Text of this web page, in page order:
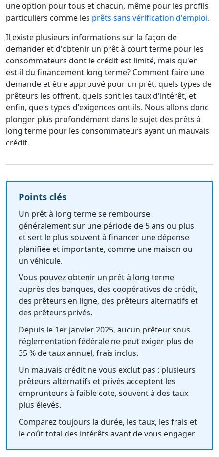
une option pour tous et chacun, même pour les profils
particuliers comme les prêts sans vérification d'emploi.
Il existe plusieurs informations sur la façon de
demander et d'obtenir un prêt à court terme pour les
consommateurs dont le crédit est limité, mais qu'en
est-il du financement long terme? Comment faire une
demande et être approuvé pour un prêt, quels types de
prêteurs les offrent, quels sont les taux d'intérêt, et
enfin, quels types d'exigences ont-ils. Nous allons donc
plonger plus profondément dans le sujet des prêts à
long terme pour les consommateurs ayant un mauvais
crédit.
Points clés
Un prêt à long terme se rembourse
généralement sur une période de 5 ans ou plus
et sert le plus souvent à financer une dépense
planifiée et importante, comme une maison ou
un véhicule.
Vous pouvez obtenir un prêt à long terme
auprès des banques, des coopératives de crédit,
des prêteurs en ligne, des prêteurs alternatifs et
des prêteurs privés.
Depuis le 1er janvier 2025, aucun prêteur sous
réglementation fédérale ne peut exiger plus de
35 % de taux annuel, frais inclus.
Un mauvais crédit ne vous exclut pas : plusieurs
prêteurs alternatifs et privés acceptent les
emprunteurs à faible cote, souvent à des taux
plus élevés.
Comparez toujours la durée, les taux, les frais et
le coût total des intérêts avant de vous engager.